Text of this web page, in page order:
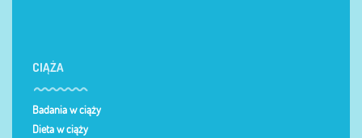
CIĄŻA
Badania w ciąży
Dieta w ciąży